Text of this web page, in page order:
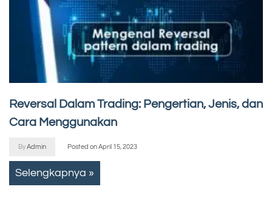
Reversal Dalam Trading: Pengertian, Jenis, dan
Cara Menggunakan
ByAdmin Posted onApril 15, 2023
Selengkapnya »